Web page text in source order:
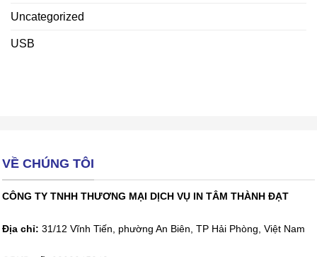
Uncategorized
USB
VỀ CHÚNG TÔI
CÔNG TY TNHH THƯƠNG MẠI DỊCH VỤ IN TÂM THÀNH ĐẠT
Địa chỉ: 31/12 Vĩnh Tiến, phường An Biên, TP Hải Phòng, Việt Nam